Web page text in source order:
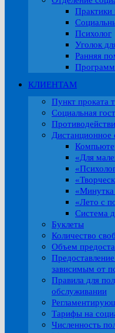
Практики
Психолог
Уголок
Ранняя
КЛИЕНТАМ
Пункт проката
Социальная
Дистанционное
«Для
«Минутка
«Лето с
Система
Буклеты
Количество
Объем
зависимым от
Правила для
обслуживании
Тарифы на
Численность